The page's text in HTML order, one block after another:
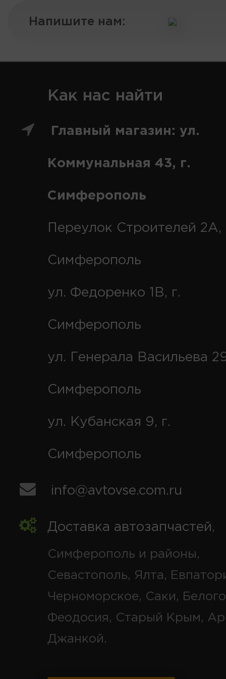
Напишите нам:
Как нас найти
Главный магазин: ул.
Коммунальная 43, г.
Симферополь
Переулок Строителей 2А,
Симферополь
ул. Федоренко 1В, г.
Симферополь
ул. Генерала Васильева
Симферополь
ул. Кубанская 9, г.
Симферополь
info@avtovse.com.ru
Доставка автозапчастей,
Симферополь и районы,
Севастополь, Ялта,
Черноморское, Саки,
Феодосия, Старый Крым,
Джанкой.